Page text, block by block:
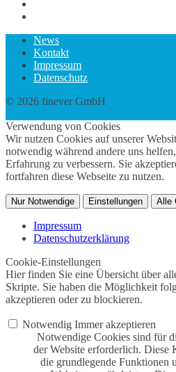
News
Kontakt
Impressum
Datenschutz
© 2026 finever GmbH
Verwendung von Cookies
Wir nutzen Cookies auf unserer
notwendig während andere uns
Erfahrung zu verbessern. Sie
fortfahren diese Webseite zu nutzen.
Nur Notwendige Einstellungen Alle
Impressum
Datenschutzerklärung
Cookie-Einstellungen
Hier finden Sie eine Übersicht über
Skripte. Sie haben die Möglichkeit
akzeptieren oder zu blockieren.
Notwendig Immer akzeptieren
Notwendige Cookies sind für
der Website erforderlich. Diese
die grundlegende Funktionen